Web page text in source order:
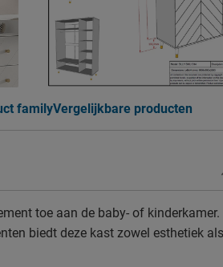
familyVergelijkbare producten
toe aan de baby- of kinderkamer.
biedt deze kast zowel esthetiek als